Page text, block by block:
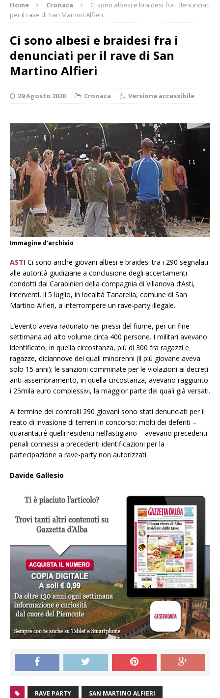
Home Cronaca
Ci sono albesi e braidesi fra i denunciati
per il rave di San Martino Alfieri
Ci sono albesi e braidesi fra i
denunciati per il rave di San
Martino Alfieri
29 Agosto 2020 Cronaca Versione accessibile
Immagine d'archivio
ASTI Ci sono anche giovani albesi e braidesi tra i 290 segnalati
alle autorità giudiziarie a conclusione degli accertamenti
condotti dai Carabinieri della compagnia di Villanova d’Asti,
interventi, il 5 luglio, in località Tanarella, comune di San
Martino Alfieri, a interrompere un rave-party illegale.
L’evento aveva radunato nei pressi del fiume, per un fine
settimana ad alto volume circa 400 persone. I militari avevano
identificato, in quella circostanza, più di 300 fra ragazzi e
ragazze, diciannove dei quali minorenni (il più giovane aveva
solo 15 anni): le sanzioni comminate per le violazioni ai decreti
anti-assembramento, in quella circostanza, avevano raggiunto
i 25mila euro complessivi, la maggior parte dei quali già versati.
Al termine dei controlli 290 giovani sono stati denunciati per il
reato di invasione di terreni in concorso: molti dei deferiti –
quarantatré quelli residenti nell’astigiano – avevano precedenti
penali connessi a precedenti identificazioni per la
partecipazione a rave-party non autorizzati.
Davide Gallesio
RAVE PARTY SAN MARTINO ALFIERI